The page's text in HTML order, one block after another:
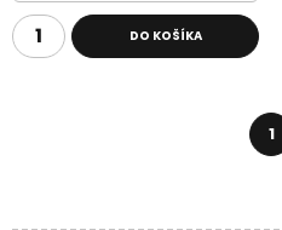
DO KOŠÍKA
1